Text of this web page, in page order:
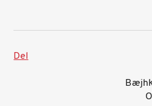
Del